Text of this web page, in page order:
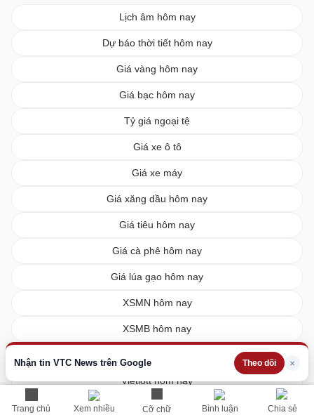
Trang chủ Xem nhiều Cỡ chữ Bình luận Chia sẻ
Nhận tin VTC News trên Google Theo dõi ×
Lịch âm hôm nay
Dự báo thời tiết hôm nay
Giá vàng hôm nay
Giá bạc hôm nay
Tỷ giá ngoại tệ
Giá xe ô tô
Giá xe máy
Giá xăng dầu hôm nay
Giá tiêu hôm nay
Giá cà phê hôm nay
Giá lúa gạo hôm nay
XSMN hôm nay
XSMB hôm nay
Vietlott hôm nay